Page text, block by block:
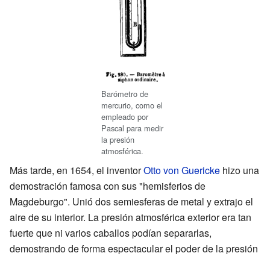
Barómetro de
mercurio, como el
empleado por
Pascal para medir
la presión
atmosférica.
Más tarde, en 1654, el inventorOtto von Guericke hizo una
demostración famosa con sus "hemisferios de
Magdeburgo". Unió dos semiesferas de metal y extrajo el
aire de su interior. La presión atmosférica exterior era tan
fuerte que ni varios caballos podían separarlas,
demostrando de forma espectacular el poder de la presión